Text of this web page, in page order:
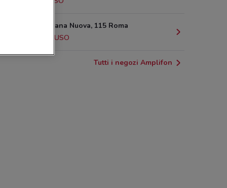
Via Nomentana Nuova, 115 Roma
CHIUSO
Tutti i negozi Amplifon